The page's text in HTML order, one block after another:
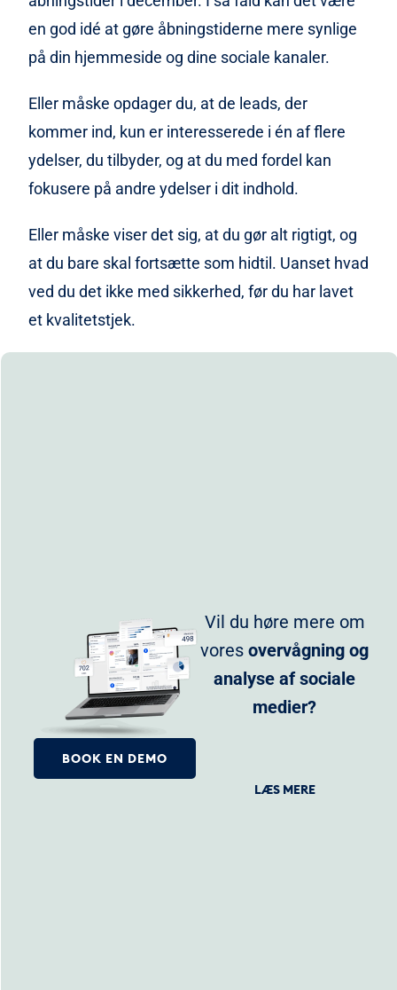
en god idé at gøre åbningstiderne mere synlige
på din hjemmeside og dine sociale kanaler.
Eller måske opdager du, at de leads, der
kommer ind, kun er interesserede i én af flere
ydelser, du tilbyder, og at du med fordel kan
fokusere på andre ydelser i dit indhold.
Eller måske viser det sig, at du gør alt rigtigt, og
at du bare skal fortsætte som hidtil. Uanset hvad
ved du det ikke med sikkerhed, før du har lavet
et kvalitetstjek.
BOOK EN DEMO
Vil du høre mere om
vores overvågning og
analyse af sociale
medier?
LÆS MERE